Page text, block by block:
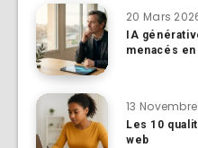
20 Mars
IA
menacés en
13
Les 10
web